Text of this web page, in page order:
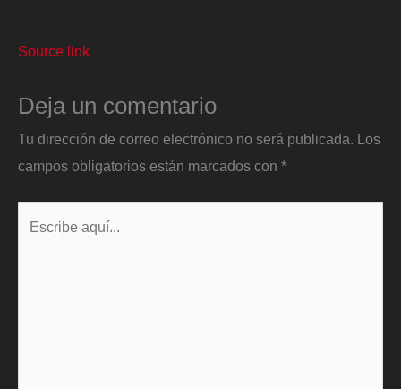
Source link
Deja un comentario
Tu dirección de correo electrónico no será publicada. Los
campos obligatorios están marcados con *